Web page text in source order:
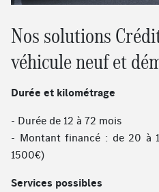
Nos solutions
véhicule neuf et
Durée et kilométrage
- Durée de 12 à 72 mois
- Montant financé : de 20 à
1500€)
Services possibles